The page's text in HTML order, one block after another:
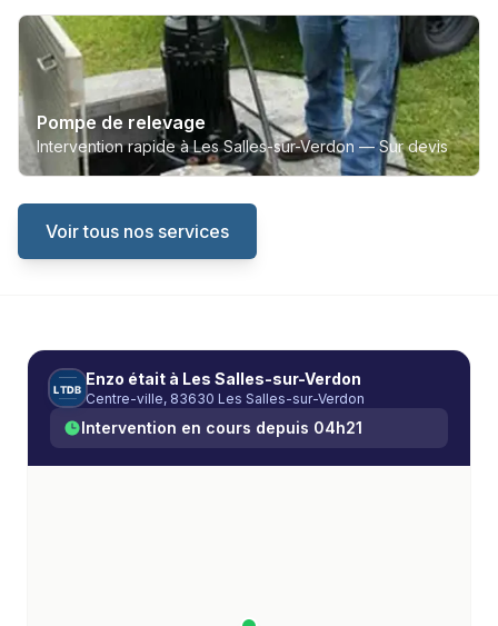
Pompe de relevage
Intervention rapide à Les Salles-sur-Verdon —Sur devis
Voir tous nos services
LTDB
Enzo était à Les Salles-sur-Verdon
Centre-ville, 83630 Les Salles-sur-Verdon
Intervention en cours depuis 04h21